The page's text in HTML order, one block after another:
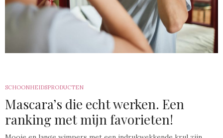
SCHOONHEIDSPRODUCTEN
Mascara’s die echt werken. Een
ranking met mijn favorieten!